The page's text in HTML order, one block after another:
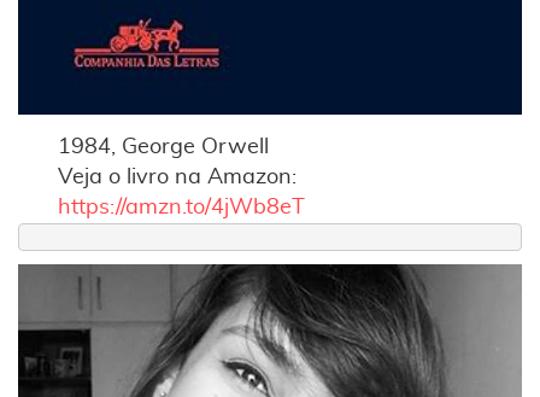
1984, George Orwell
Veja o livro na Amazon:
https://amzn.to/4jWb8eT